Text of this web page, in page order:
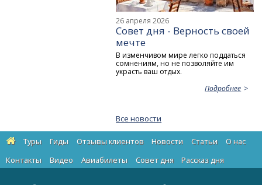
26 апреля 2026
Совет дня - Верность своей
мечте
В изменчивом мире легко поддаться
сомнениям, но не позволяйте им
украсть ваш отдых.
Подробнее
Все новости
Туры Гиды Отзывы клиентов Новости Статьи
О нас
Контакты
Видео Авиабилеты Cовет дня Рассказ дня